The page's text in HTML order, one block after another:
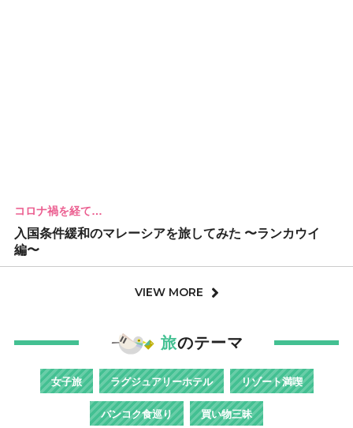
コロナ禍を経て…
入国条件緩和のマレーシアを旅してみた 〜ランカウイ
編〜
VIEW MORE
旅のテーマ
女子旅 ラグジュアリーホテル リゾート満喫
バンコク食巡り 買い物三昧